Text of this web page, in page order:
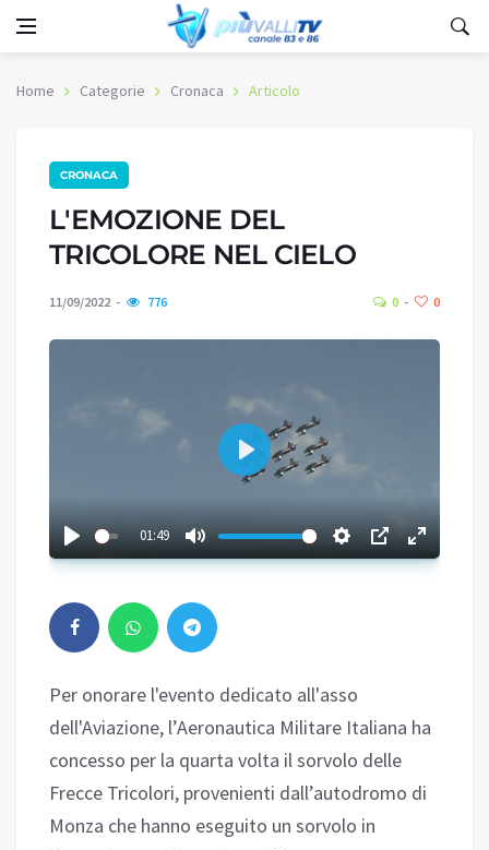
Home Categorie Cronaca Articolo
CRONACA
L'EMOZIONE DEL
TRICOLORE NEL CIELO
11/09/2022 776 0 0
01:49
Play
Per onorare l'evento dedicato all'asso
dell'Aviazione, l’Aeronautica Militare Italiana ha
concesso per la quarta volta il sorvolo delle
Frecce Tricolori, provenienti dall’autodromo di
Monza che hanno eseguito un sorvolo in